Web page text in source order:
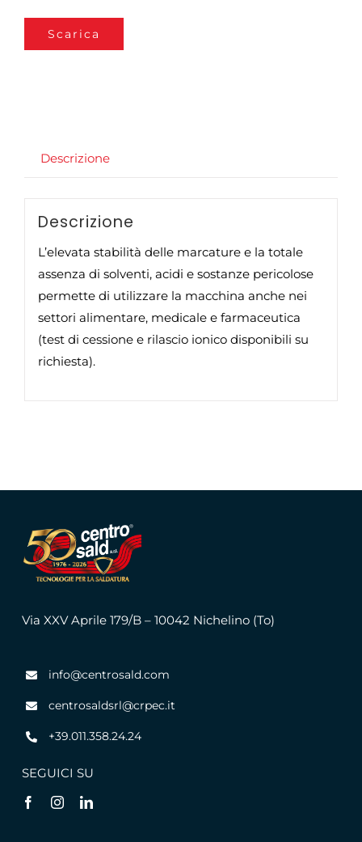
Scarica
Descrizione
Descrizione
L’elevata stabilità delle marcature e la totale
assenza di solventi, acidi e sostanze pericolose
permette di utilizzare la macchina anche nei
settori alimentare, medicale e farmaceutica
(test di cessione e rilascio ionico disponibili su
richiesta).
Via XXV Aprile 179/B – 10042 Nichelino (To)
info@centrosald.com
centrosaldsrl@crpec.it
+39.011.358.24.24
SEGUICI SU